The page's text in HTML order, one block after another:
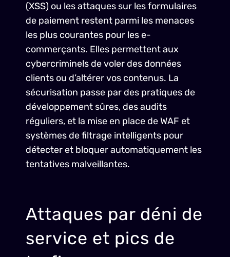
(XSS) ou les attaques sur les formulaires
de paiement restent parmi les menaces
les plus courantes pour les e-
commerçants. Elles permettent aux
cybercriminels de voler des données
clients ou d’altérer vos contenus. La
sécurisation passe par des pratiques de
développement sûres, des audits
réguliers, et la mise en place de WAF et
systèmes de filtrage intelligents pour
détecter et bloquer automatiquement les
tentatives malveillantes.
Attaques par déni de
service et pics de